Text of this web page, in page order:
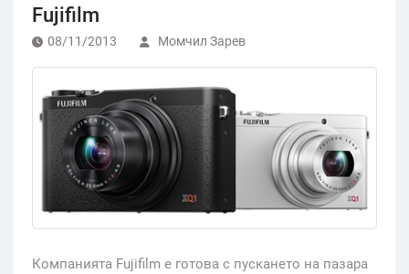
Fujifilm
08/11/2013 Момчил Зарев
Компанията Fujifilm е готова с пускането на пазара